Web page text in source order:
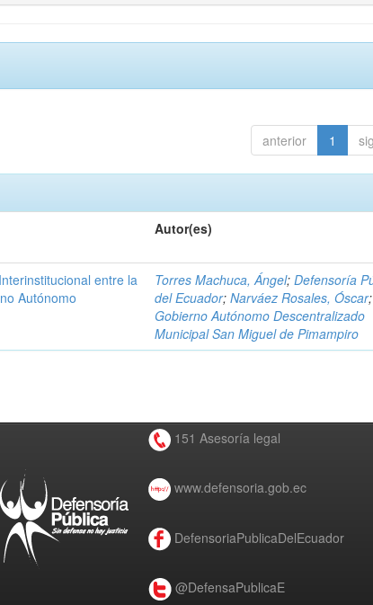
anterior 1
Autor(es)
entre la
Autónomo
Torres Machuca, Ángel;Defensoría
del Ecuador;Narváez Rosales, Óscar;
Gobierno Autónomo Descentralizado
Municipal San Miguel de Pimampiro
151 Asesoría legal
www.defensoria.gob.ec
DefensoriaPublicaDelEcuador
@DefensaPublicaE